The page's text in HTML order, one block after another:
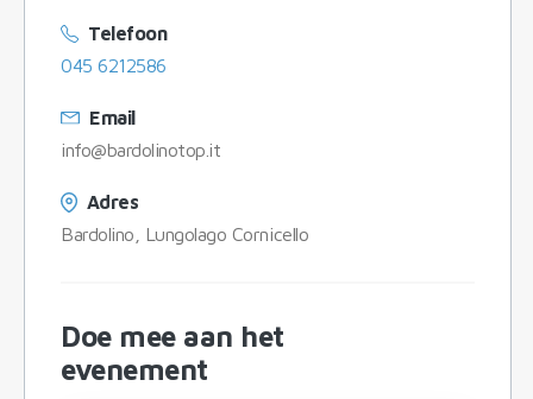
Telefoon
045 6212586
Email
info@bardolinotop.it
Adres
Bardolino, Lungolago Cornicello
Doe mee aan het
evenement